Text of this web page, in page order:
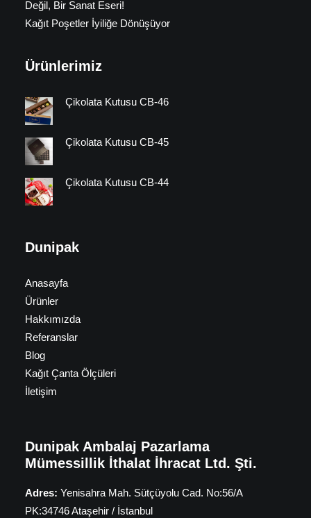
Değil, Bir Sanat Eseri!
Kağıt Poşetler İyiliğe Dönüşüyor
Ürünlerimiz
Çikolata Kutusu CB-46
Çikolata Kutusu CB-45
Çikolata Kutusu CB-44
Dunipak
Anasayfa
Ürünler
Hakkımızda
Referanslar
Blog
Kağıt Çanta Ölçüleri
İletişim
Dunipak Ambalaj Pazarlama
Mümessillik İthalat İhracat Ltd. Şti.
Adres: Yenisahra Mah. Sütçüyolu Cad. No:56/A
PK:34746 Ataşehir / İstanbul